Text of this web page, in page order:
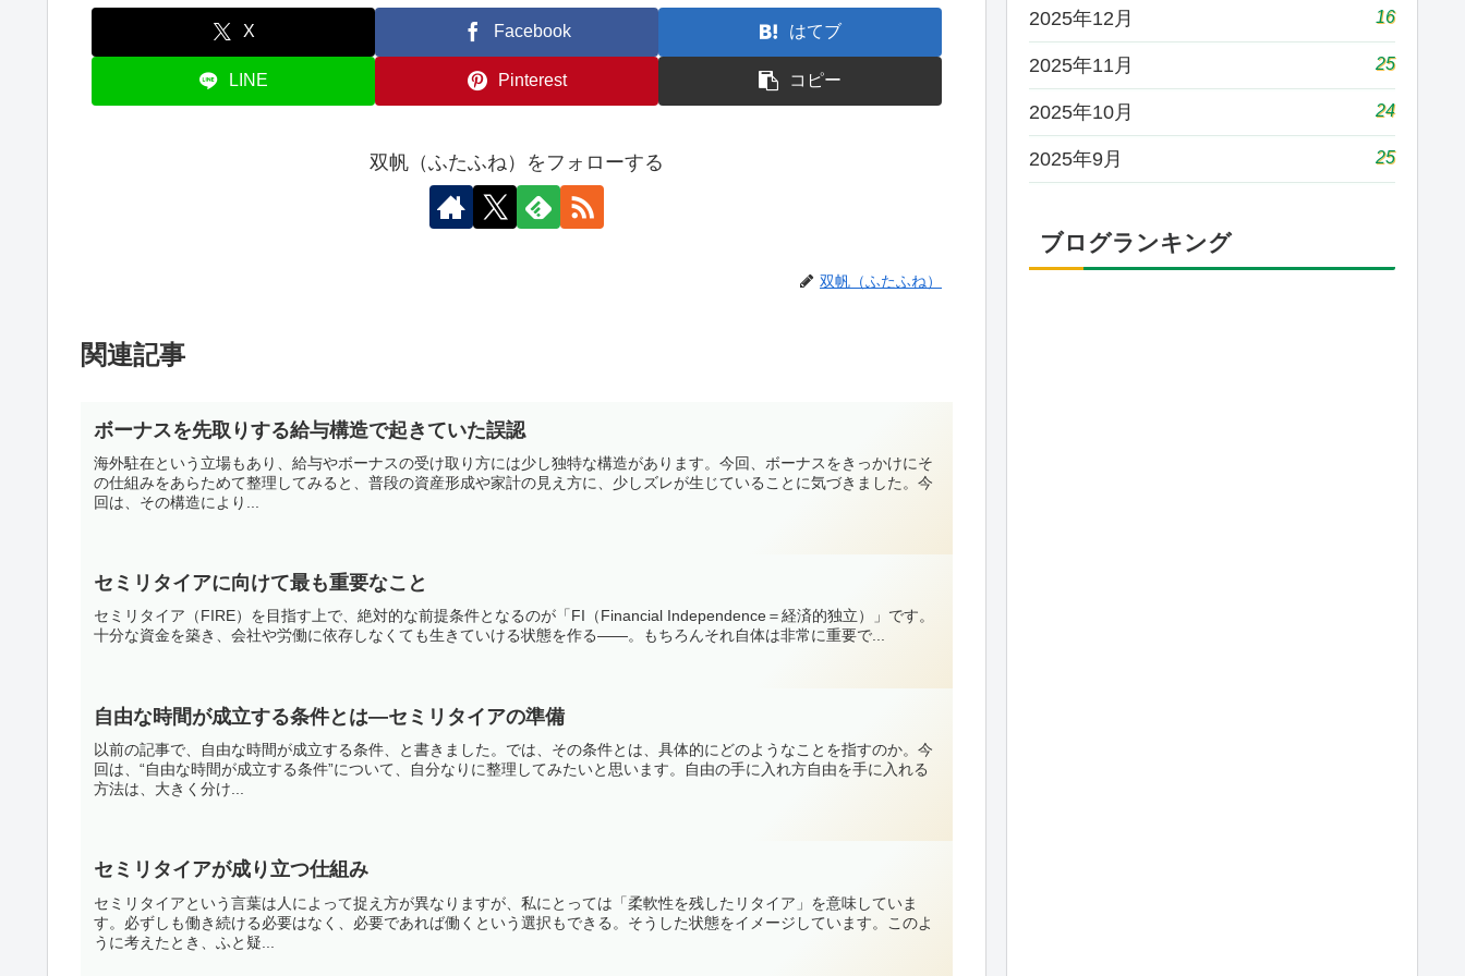
X Facebook はてブ
LINE Pinterest コピー
双帆（ふたふね）をフォローする
双帆（ふたふね）
関連記事
ボーナスを先取りする給与構造で起きていた誤認
海外駐在という立場もあり、給与やボーナスの受け取り方には少し独特な構造があります。今回、ボーナスをきっかけにそ
の仕組みをあらためて整理してみると、普段の資産形成や家計の見え方に、少しズレが生じていることに気づきました。今
回は、その構造により...
セミリタイアに向けて最も重要なこと
セミリタイア（FIRE）を目指す上で、絶対的な前提条件となるのが「FI（Financial Independence＝経済的独立）」です。
十分な資金を築き、会社や労働に依存しなくても生きていける状態を作る——。もちろんそれ自体は非常に重要で...
自由な時間が成立する条件とは―セミリタイアの準備
以前の記事で、自由な時間が成立する条件、と書きました。では、その条件とは、具体的にどのようなことを指すのか。今
回は、“自由な時間が成立する条件”について、自分なりに整理してみたいと思います。自由の手に入れ方自由を手に入れる
方法は、大きく分け...
セミリタイアが成り立つ仕組み
セミリタイアという言葉は人によって捉え方が異なりますが、私にとっては「柔軟性を残したリタイア」を意味していま
す。必ずしも働き続ける必要はなく、必要であれば働くという選択もできる。そうした状態をイメージしています。このよ
うに考えたとき、ふと疑...
2025年12月 16
2025年11月 25
2025年10月 24
2025年9月 25
ブログランキング